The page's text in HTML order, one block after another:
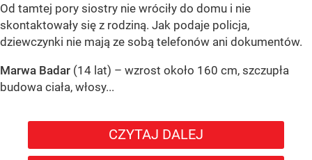
Od tamtej pory siostry nie wróciły do domu i nie
skontaktowały się z rodziną. Jak podaje policja,
dziewczynki nie mają ze sobą telefonów ani dokumentów.
Marwa Badar (14 lat) – wzrost około 160 cm, szczupła
budowa ciała, włosy...
CZYTAJ DALEJ